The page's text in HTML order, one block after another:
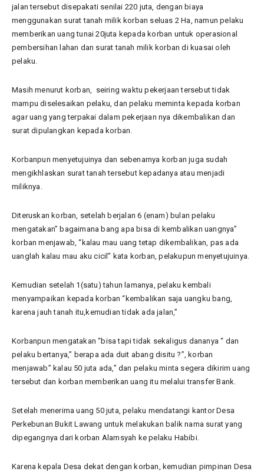
jalan tersebut disepakati senilai 220 juta, dengan biaya
menggunakan surat tanah milik korban seluas 2 Ha, namun pelaku
memberikan uang tunai 20juta kepada korban untuk operasional
pembersihan lahan dan surat tanah milik korban di kuasai oleh
pelaku.
Masih menurut korban, seiring waktu pekerjaan tersebut tidak
mampu diselesaikan pelaku, dan pelaku meminta kepada korban
agar uang yang terpakai dalam pekerjaan nya dikembalikan dan
surat dipulangkan kepada korban.
Korbanpun menyetujuinya dan sebenarnya korban juga sudah
mengikhlaskan surat tanah tersebut kepadanya atau menjadi
miliknya.
Diteruskan korban, setelah berjalan 6 (enam) bulan pelaku
mengatakan” bagaimana bang apa bisa di kembalikan uangnya”
korban menjawab, “kalau mau uang tetap dikembalikan, pas ada
uanglah kalau mau aku cicil” kata korban, pelakupun menyetujuinya.
Kemudian setelah 1(satu) tahun lamanya, pelaku kembali
menyampaikan kepada korban “kembalikan saja uangku bang,
karena jauh tanah itu,kemudian tidak ada jalan,”
Korbanpun mengatakan “bisa tapi tidak sekaligus dananya “ dan
pelaku bertanya,” berapa ada duit abang disitu ?”, korban
menjawab” kalau 50 juta ada,” dan pelaku minta segera dikirim uang
tersebut dan korban memberikan uang itu melalui transfer Bank.
Setelah menerima uang 50 juta, pelaku mendatangi kantor Desa
Perkebunan Bukit Lawang untuk melakukan balik nama surat yang
dipegangnya dari korban Alamsyah ke pelaku Habibi.
Karena kepala Desa dekat dengan korban, kemudian pimpinan Desa